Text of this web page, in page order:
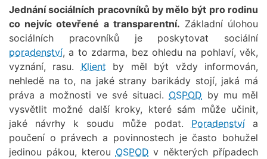
Jednání sociálních pracovníků by mělo být pro rodinu
co nejvíc otevřené a transparentní. Základní úlohou
sociálních pracovníků je poskytovat sociální
poradenství, a to zdarma, bez ohledu na pohlaví, věk,
vyznání, rasu. Klient by měl být vždy informován,
nehledě na to, na jaké strany barikády stojí, jaká má
práva a možnosti ve své situaci. OSPOD by mu měl
vysvětlit možné další kroky, které sám může učinit,
jaké návrhy k soudu může podat. Poradenstvía
poučení o právech a povinnostech je často bohužel
jedinou pákou, kterou OSPOD v některých případech